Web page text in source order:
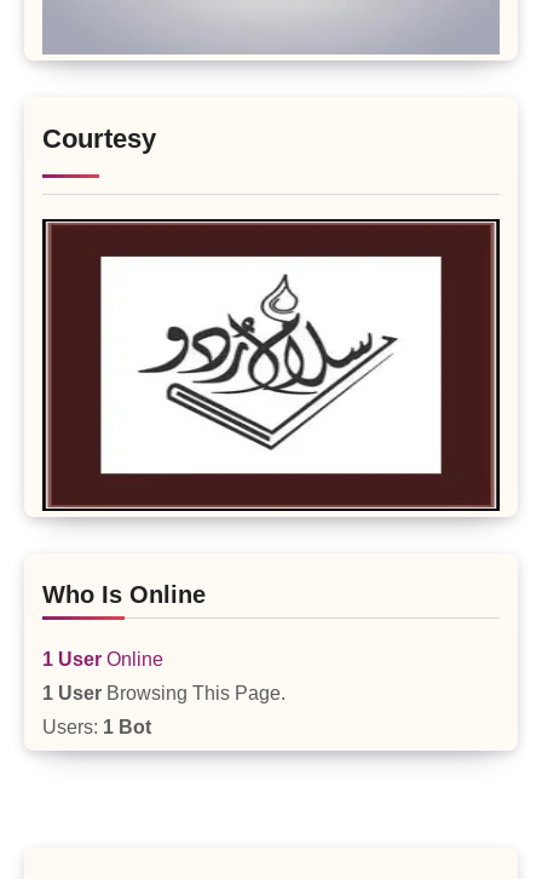
Courtesy
Who Is Online
1 User Online
1 User Browsing This Page.
Users: 1 Bot